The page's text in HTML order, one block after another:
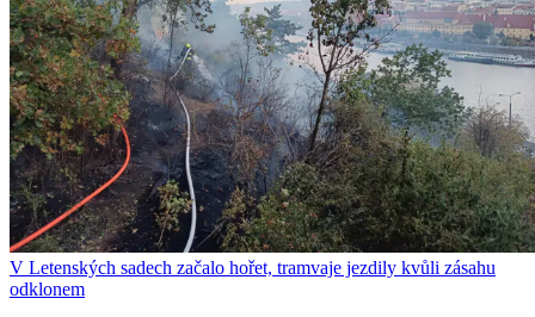
V Letenských sadech začalo hořet, tramvaje jezdily kvůli zásahu
odklonem